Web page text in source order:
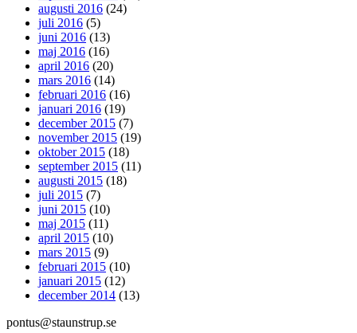
augusti 2016 (24)
juli 2016 (5)
juni 2016 (13)
maj 2016 (16)
april 2016 (20)
mars 2016 (14)
februari 2016 (16)
januari 2016 (19)
december 2015 (7)
november 2015 (19)
oktober 2015 (18)
september 2015 (11)
augusti 2015 (18)
juli 2015 (7)
juni 2015 (10)
maj 2015 (11)
april 2015 (10)
mars 2015 (9)
februari 2015 (10)
januari 2015 (12)
december 2014 (13)
pontus@staunstrup.se